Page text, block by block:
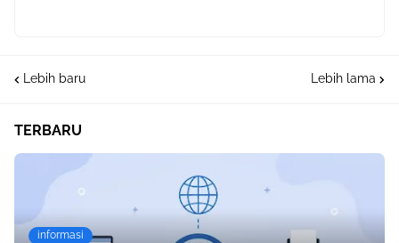
Lebih baru Lebih lama
TERBARU
informasi